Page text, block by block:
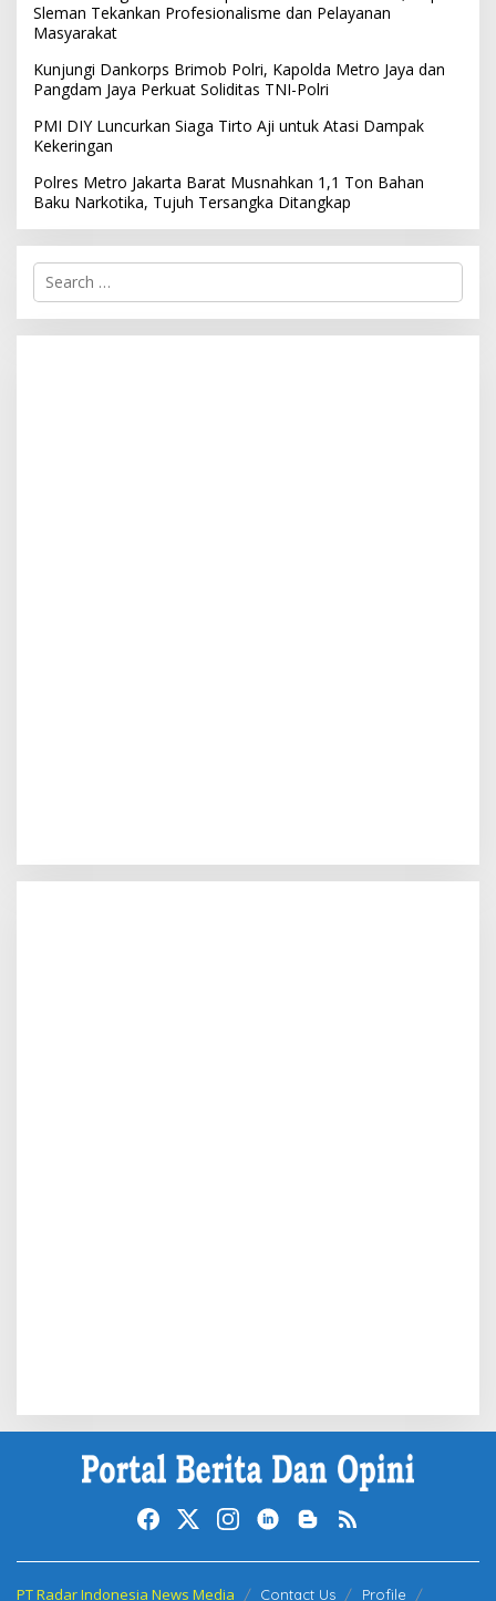
Sleman Tekankan Profesionalisme dan Pelayanan
Masyarakat
Kunjungi Dankorps Brimob Polri, Kapolda Metro Jaya dan
Pangdam Jaya Perkuat Soliditas TNI-Polri
PMI DIY Luncurkan Siaga Tirto Aji untuk Atasi Dampak
Kekeringan
Polres Metro Jakarta Barat Musnahkan 1,1 Ton Bahan
Baku Narkotika, Tujuh Tersangka Ditangkap
S
r
PT Radar Indonesia News Media Contact Us Profile